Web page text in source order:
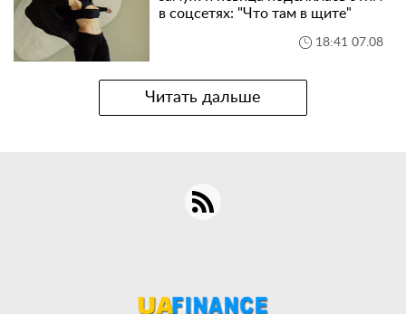
в соцсетях: "Что там в щите"
18:41 07.08
Читать дальше